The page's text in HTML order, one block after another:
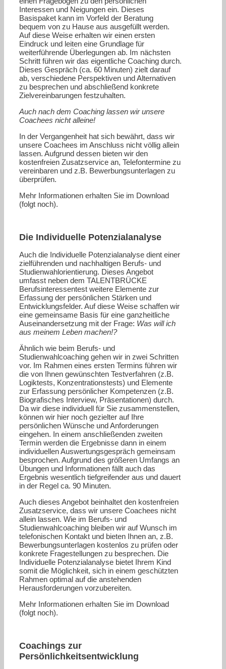
Interessen und Neigungen ein. Dieses
Basispaket kann im Vorfeld der Beratung
bequem von zu Hause aus ausgefüllt werden.
Auf diese Weise erhalten wir einen ersten
Eindruck und leiten eine Grundlage für
weiterführende Überlegungen ab. Im nächsten
Schritt führen wir das eigentliche Coaching durch.
Dieses Gespräch (ca. 60 Minuten) zielt darauf
ab, verschiedene Perspektiven und Alternativen
zu besprechen und abschließend konkrete
Zielvereinbarungen festzuhalten.
Auch nach dem Coaching lassen wir unsere
Coachees nicht alleine!
In der Vergangenheit hat sich bewährt, dass wir
unsere Coachees im Anschluss nicht völlig allein
lassen. Aufgrund dessen bieten wir den
kostenfreien Zusatzservice an, Telefontermine zu
vereinbaren und z.B. Bewerbungsunterlagen zu
überprüfen.
Mehr Informationen erhalten Sie im Download
(folgt noch).
Die Individuelle Potenzialanalyse
Auch die Individuelle Potenzialanalyse dient einer
zielführenden und nachhaltigen Berufs- und
Studienwahlorientierung. Dieses Angebot
umfasst neben dem TALENTBRÜCKE
Berufsinteressentest weitere Elemente zur
Erfassung der persönlichen Stärken und
Entwicklungsfelder. Auf diese Weise schaffen wir
eine gemeinsame Basis für eine ganzheitliche
Auseinandersetzung mit der Frage: Was will ich
aus meinem Leben machen!?
Ähnlich wie beim Berufs- und
Studienwahlcoaching gehen wir in zwei Schritten
vor. Im Rahmen eines ersten Termins führen wir
die von Ihnen gewünschten Testverfahren (z.B.
Logiktests, Konzentrationstests) und Elemente
zur Erfassung persönlicher Kompetenzen (z.B.
Biografisches Interview, Präsentationen) durch.
Da wir diese individuell für Sie zusammenstellen,
können wir hier noch gezielter auf Ihre
persönlichen Wünsche und Anforderungen
eingehen. In einem anschließenden zweiten
Termin werden die Ergebnisse dann in einem
individuellen Auswertungsgespräch gemeinsam
besprochen. Aufgrund des größeren Umfangs an
Übungen und Informationen fällt auch das
Ergebnis wesentlich tiefgreifender aus und dauert
in der Regel ca. 90 Minuten.
Auch dieses Angebot beinhaltet den kostenfreien
Zusatzservice, dass wir unsere Coachees nicht
allein lassen. Wie im Berufs- und
Studienwahlcoaching bleiben wir auf Wunsch im
telefonischen Kontakt und bieten Ihnen an, z.B.
Bewerbungsunterlagen kostenlos zu prüfen oder
konkrete Fragestellungen zu besprechen. Die
Individuelle Potenzialanalyse bietet Ihrem Kind
somit die Möglichkeit, sich in einem geschützten
Rahmen optimal auf die anstehenden
Herausforderungen vorzubereiten.
Mehr Informationen erhalten Sie im Download
(folgt noch).
Coachings zur
Persönlichkeitsentwicklung